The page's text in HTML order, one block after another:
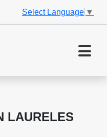
Select Language ▼
LAURELES